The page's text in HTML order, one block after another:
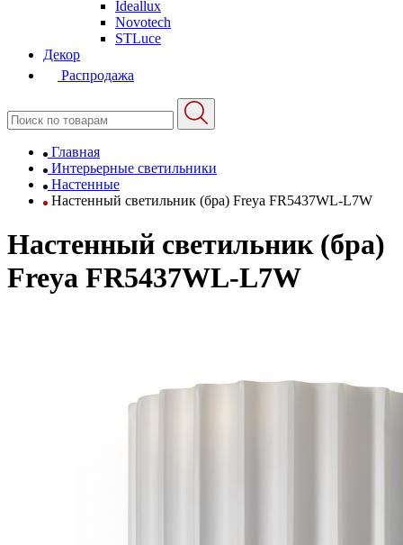
Ideallux
Novotech
STLuce
Декор
Распродажа
Главная
Интерьерные светильники
Настенные
Настенный светильник (бра) Freya FR5437WL-L7W
Настенный светильник (бра)
Freya FR5437WL-L7W